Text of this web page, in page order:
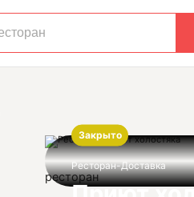
Закрыто
Ресторан-Доставка
ресторан